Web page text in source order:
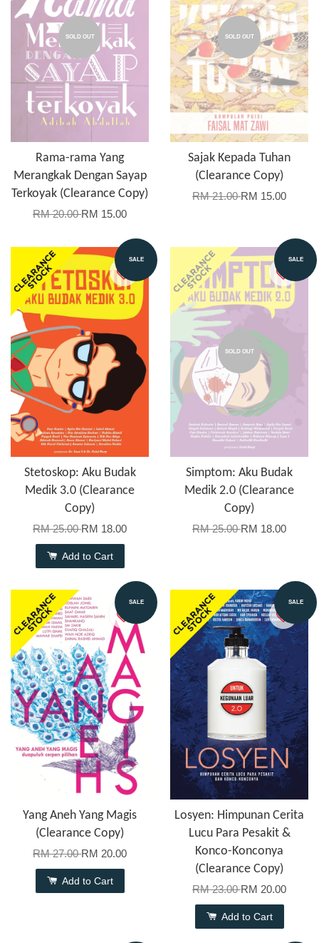
SOLD OUT
Rama-rama Yang
Merangkak Dengan Sayap
Terkoyak (Clearance Copy)
RM 20.00RM 15.00
SOLD OUT
Sajak Kepada Tuhan
(Clearance Copy)
RM 21.00RM 15.00
SALE
Stetoskop: Aku Budak
Medik 3.0 (Clearance
Copy)
RM 25.00RM 18.00
Add to Cart
SALE
SOLD OUT
Simptom: Aku Budak
Medik 2.0 (Clearance
Copy)
RM 25.00RM 18.00
SALE
Yang Aneh Yang Magis
(Clearance Copy)
RM 27.00RM 20.00
Add to Cart
SALE
Losyen: Himpunan Cerita
Lucu Para Pesakit &
Konco-Konconya
(Clearance Copy)
RM 23.00RM 20.00
Add to Cart